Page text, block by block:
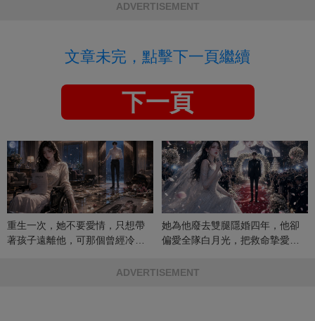
ADVERTISEMENT
文章未完，點擊下一頁繼續
下一頁
重生一次，她不要愛情，只想帶
著孩子遠離他，可那個曾經冷漠
她為他廢去雙腿隱婚四年，他卻
偏愛全隊白月光，把救命摯愛當
ADVERTISEMENT